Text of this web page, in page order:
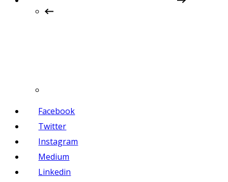
Facebook
Twitter
Instagram
Medium
Linkedin